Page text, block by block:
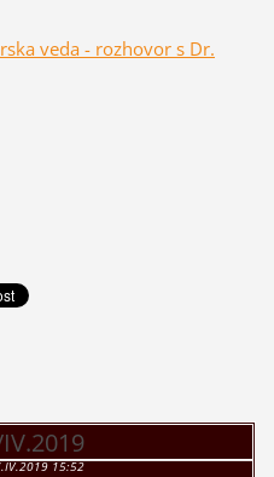
veda - rozhovor s Dr.
15:52